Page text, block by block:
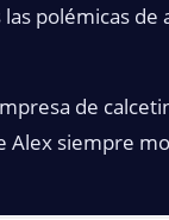
polémicas de
de
Alex siempre